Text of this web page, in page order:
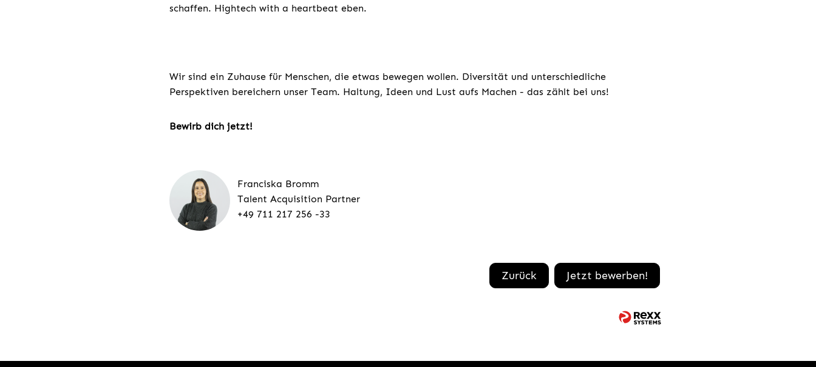
schaffen. Hightech with a heartbeat eben.
Wir sind ein Zuhause für Menschen, die etwas bewegen wollen. Diversität und unterschiedliche
Perspektiven bereichern unser Team. Haltung, Ideen und Lust aufs Machen - das zählt bei uns!
Bewirb dich jetzt!
Franciska Bromm
Talent Acquisition Partner
+49 711 217 256 -33
Zurück Jetzt bewerben!